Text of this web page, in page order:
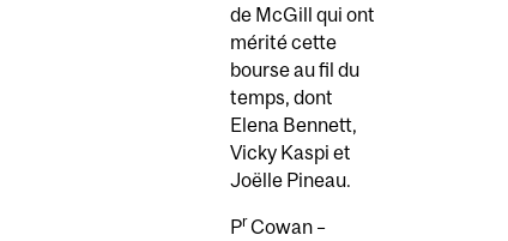
de McGill qui ont
mérité cette
bourse au fil du
temps, dont
Elena Bennett,
Vicky Kaspi et
Joëlle Pineau.
PrCowan –